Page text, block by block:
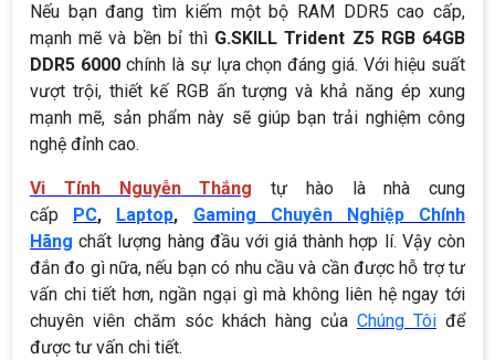
Nếu bạn đang tìm kiếm một bộ RAM DDR5 cao cấp,
mạnh mẽ và bền bỉ thì G.SKILL Trident Z5 RGB 64GB
DDR5 6000chính là sự lựa chọn đáng giá. Với hiệu suất
vượt trội, thiết kế RGB ấn tượng và khả năng ép xung
mạnh mẽ, sản phẩm này sẽ giúp bạn trải nghiệm công
nghệ đỉnh cao.
Vi Tính Nguyễn Thắng tự hào là nhà cung
cấp
PC, Laptop, Gaming Chuyên Nghiệp Chính
Hãng chất lượng hàng đầu với giá thành hợp lí. Vậy còn
đắn đo gì nữa, nếu bạn có nhu cầu và cần được hỗ trợ tư
vấn chi tiết hơn, ngần ngại gì mà không liên hệ ngay tới
chuyên viên chăm sóc khách hàng của Chúng Tôi để
được tư vấn chi tiết.